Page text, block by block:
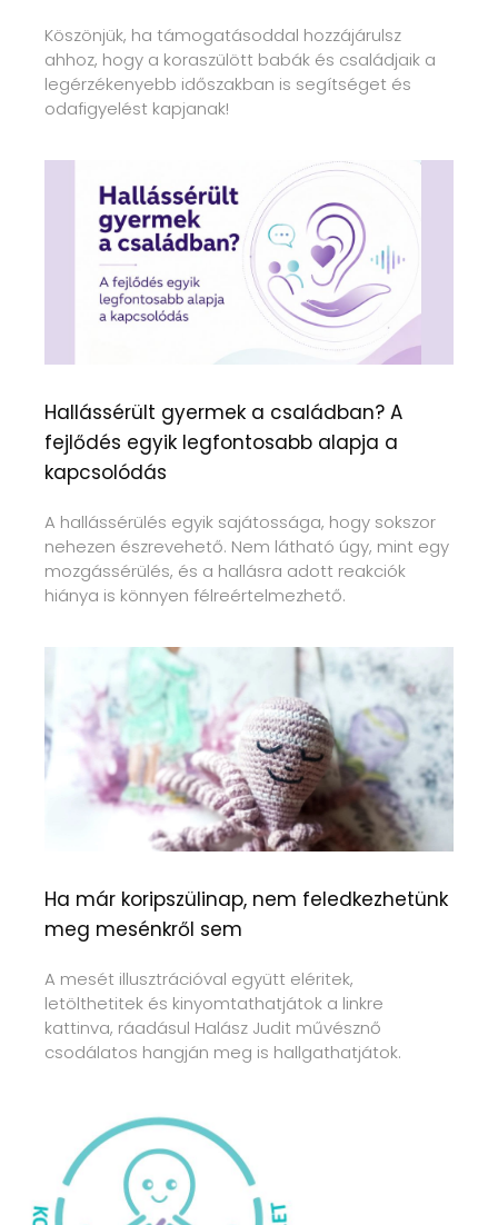
Köszönjük, ha támogatásoddal hozzájárulsz
ahhoz, hogy a koraszülött babák és családjaik a
legérzékenyebb időszakban is segítséget és
odafigyelést kapjanak!
Hallássérült gyermek a családban? A
fejlődés egyik legfontosabb alapja a
kapcsolódás
A hallássérülés egyik sajátossága, hogy sokszor
nehezen észrevehető. Nem látható úgy, mint egy
mozgássérülés, és a hallásra adott reakciók
hiánya is könnyen félreértelmezhető.
Ha már koripszülinap, nem feledkezhetünk
meg mesénkről sem
A mesét illusztrációval együtt eléritek,
letölthetitek és kinyomtathatjátok a linkre
kattinva, ráadásul Halász Judit művésznő
csodálatos hangján meg is hallgathatjátok.